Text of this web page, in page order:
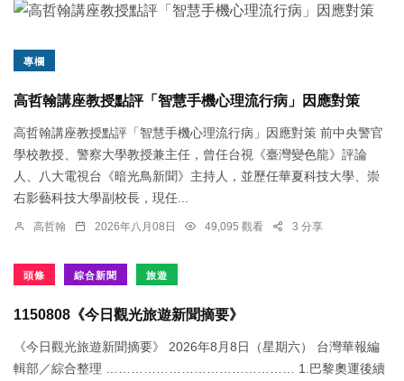
專欄
高哲翰講座教授點評「智慧手機心理流行病」因應對策
高哲翰講座教授點評「智慧手機心理流行病」因應對策 前中央警官
學校教授、警察大學教授兼主任，曾任台視《臺灣變色龍》評論
人、八大電視台《暗光鳥新聞》主持人，並歷任華夏科技大學、崇
右影藝科技大學副校長，現任...
高哲翰 2026年八月08日 49,095 觀看 3 分享
頭條 綜合新聞 旅遊
1150808《今日觀光旅遊新聞摘要》
《今日觀光旅遊新聞摘要》 2026年8月8日（星期六） 台灣華報編
輯部／綜合整理 ……………………………………… 1.​巴黎奧運後續